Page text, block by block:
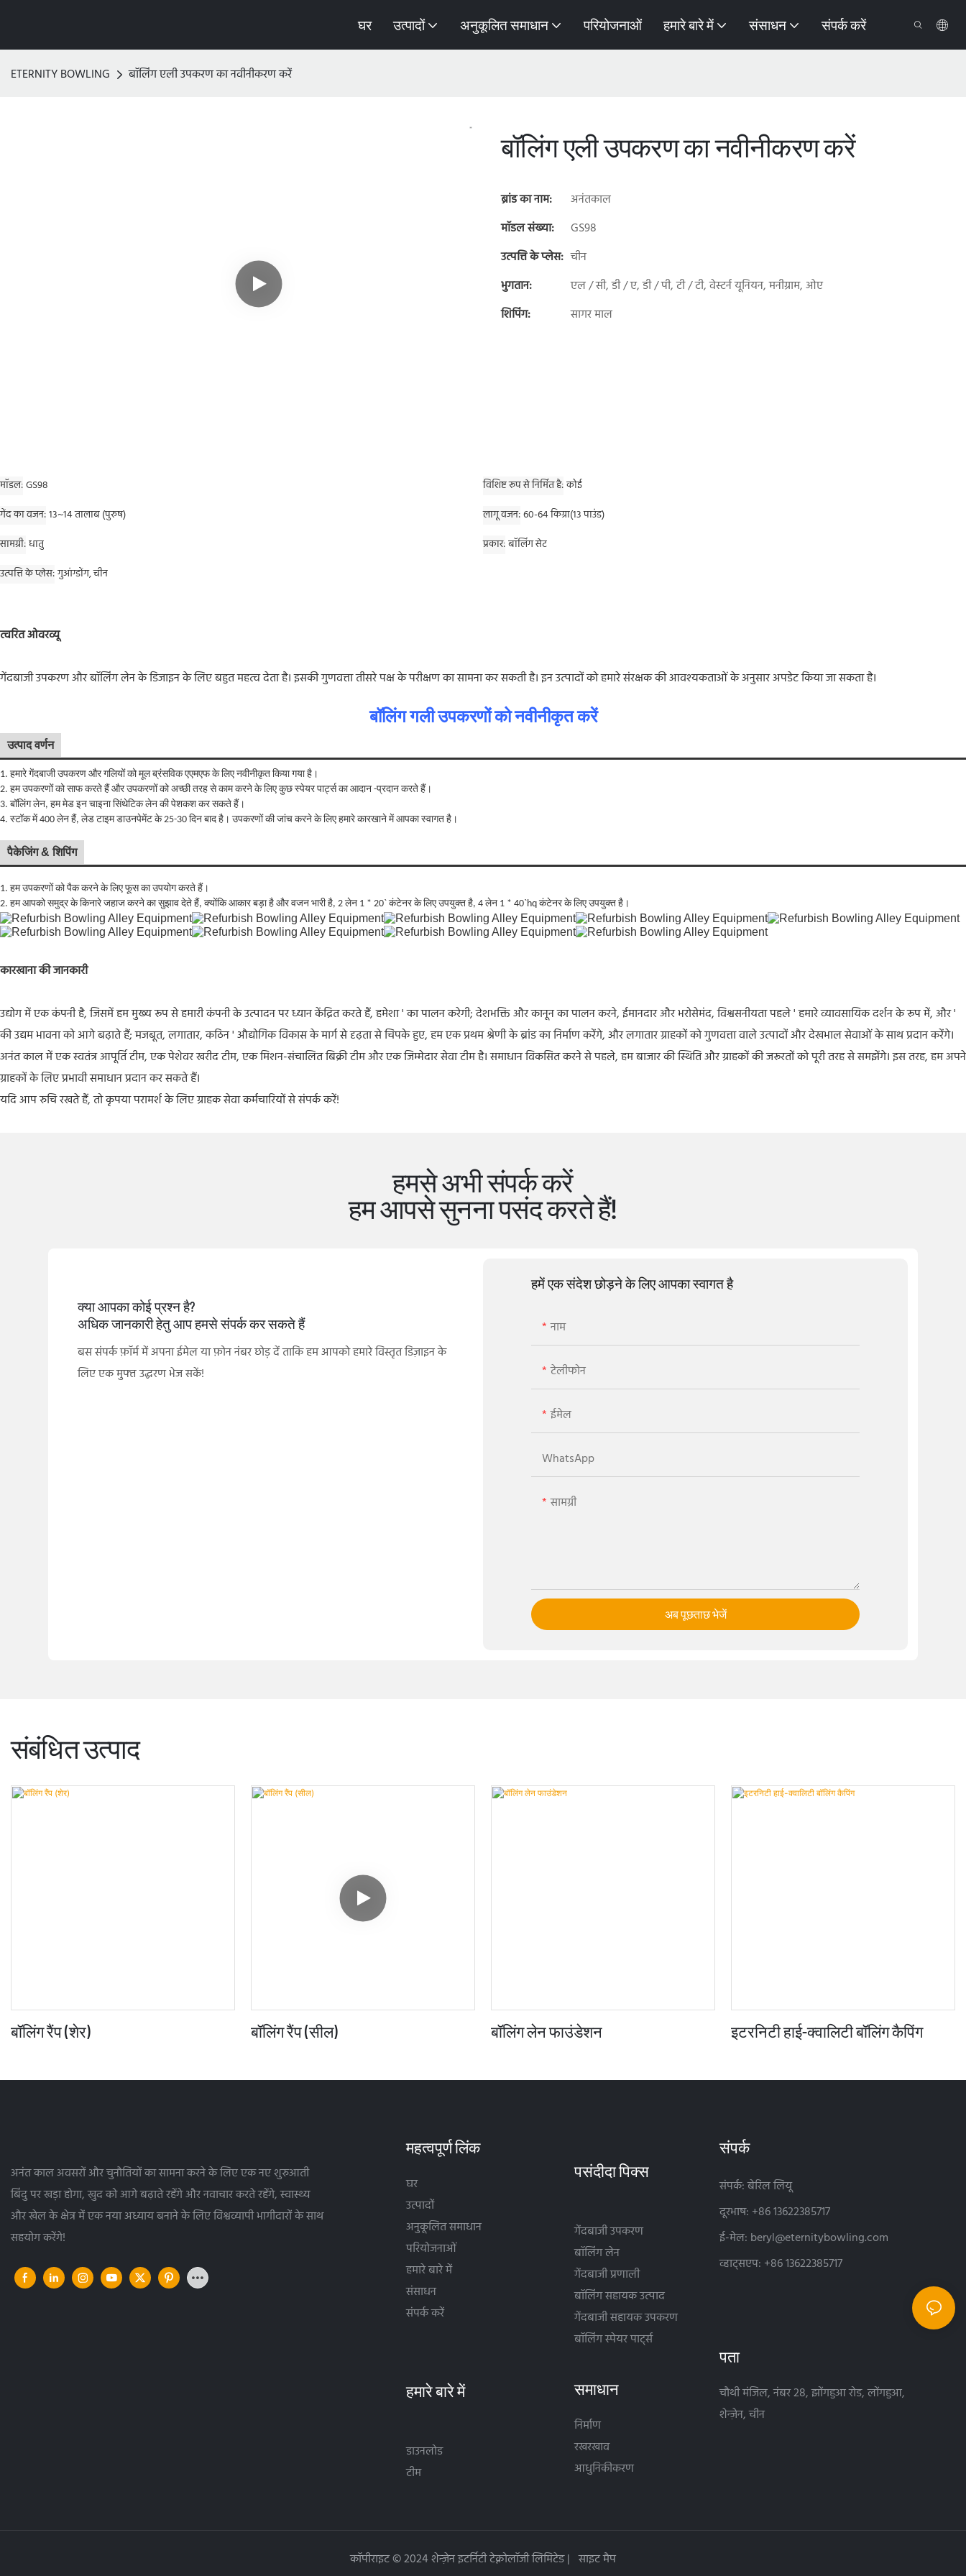
घर उत्पादों अनुकूलित समाधान परियोजनाओं हमारे बारे में संसाधन संपर्क करें
ETERNITY BOWLING बॉलिंग एली उपकरण का नवीनीकरण करें
बॉलिंग एली उपकरण का नवीनीकरण करें
ब्रांड का नाम:
अनंतकाल
मॉडल संख्या:
GS98
उत्पत्ति के प्लेस: चीन
भुगतान:
एल / सी, डी / ए, डी / पी, टी / टी, वेस्टर्न यूनियन, मनीग्राम, ओए
शिपिंग:
सागर माल
मॉडल GS98 विशिष्ट रूप से निर्मित है कोई
गेंद का वजन 13~14 तालाब (पुरुष) लागू वजन 60-64 किग्रा(13 पाउंड)
सामग्री धातु प्रकार बॉलिंग सेट
उत्पत्ति के प्लेस गुआंग्डोंग, चीन
त्वरित ओवरव्यू
गेंदबाजी उपकरण और बॉलिंग लेन के डिजाइन के लिए बहुत महत्व देता है। इसकी गुणवत्ता तीसरे पक्ष के परीक्षण का सामना कर सकती है। इन उत्पादों को हमारे संरक्षक की आवश्यकताओं के अनुसार अपडेट किया जा सकता है।
बॉलिंग गली उपकरणों को नवीनीकृत करें
उत्पाद वर्णन
1. हमारे गेंदबाजी उपकरण और गलियों को मूल ब्रंसविक एएमएफ के लिए नवीनीकृत किया गया है।
2. हम उपकरणों को साफ करते हैं और उपकरणों को अच्छी तरह से काम करने के लिए कुछ स्पेयर पार्ट्स का आदान -प्रदान करते हैं।
3. बॉलिंग लेन, हम मेड इन चाइना सिंथेटिक लेन की पेशकश कर सकते हैं।
4. स्टॉक में 400 लेन हैं, लेड टाइम डाउनपेमेंट के 25-30 दिन बाद है। उपकरणों की जांच करने के लिए हमारे कारखाने में आपका स्वागत है।
पैकेजिंग & शिपिंग
1. हम उपकरणों को पैक करने के लिए फूस का उपयोग करते हैं।
2. हम आपको समुद्र के किनारे जहाज करने का सुझाव देते हैं, क्योंकि आकार बड़ा है और वजन भारी है, 2 लेन 1 * 20` कंटेनर के लिए उपयुक्त है, 4 लेन 1 * 40`hq कंटेनर के लिए उपयुक्त है।
कारखाना की जानकारी
उद्योग में एक कंपनी है, जिसमें हम मुख्य रूप से हमारी कंपनी के उत्पादन पर ध्यान केंद्रित करते हैं, हमेशा ' का पालन करेगी; देशभक्ति और कानून का पालन करने, ईमानदार और भरोसेमंद, विश्वसनीयता पहले ' हमारे व्यावसायिक दर्शन के रूप में, और '
की उद्यम भावना को आगे बढ़ाते हैं; मजबूत, लगातार, कठिन ' औद्योगिक विकास के मार्ग से दृढ़ता से चिपके हुए, हम एक प्रथम श्रेणी के ब्रांड का निर्माण करेंगे, और लगातार ग्राहकों को गुणवत्ता वाले उत्पादों और देखभाल सेवाओं के साथ प्रदान करेंगे।
अनंत काल में एक स्वतंत्र आपूर्ति टीम, एक पेशेवर खरीद टीम, एक मिशन-संचालित बिक्री टीम और एक जिम्मेदार सेवा टीम है। समाधान विकसित करने से पहले, हम बाजार की स्थिति और ग्राहकों की जरूरतों को पूरी तरह से समझेंगे। इस तरह, हम अपने
ग्राहकों के लिए प्रभावी समाधान प्रदान कर सकते हैं।
यदि आप रुचि रखते हैं, तो कृपया परामर्श के लिए ग्राहक सेवा कर्मचारियों से संपर्क करें!
हमसे अभी संपर्क करें
हम आपसे सुनना पसंद करते हैं!
क्या आपका कोई प्रश्न है?
अधिक जानकारी हेतु आप हमसे संपर्क कर सकते हैं
बस संपर्क फ़ॉर्म में अपना ईमेल या फ़ोन नंबर छोड़ दें ताकि हम आपको हमारे विस्तृत डिज़ाइन के
लिए एक मुफ्त उद्धरण भेज सकें!
हमें एक संदेश छोड़ने के लिए आपका स्वागत है
नाम
टेलीफोन
ईमेल
WhatsApp
सामग्री
अब पूछताछ भेजें
संबंधित उत्पाद
बॉलिंग रैंप (शेर) बॉलिंग रैंप (सील) बॉलिंग लेन फाउंडेशन इटरनिटी हाई-क्वालिटी बॉलिंग कैपिंग
अनंत काल अवसरों और चुनौतियों का सामना करने के लिए एक नए शुरुआती
बिंदु पर खड़ा होगा, खुद को आगे बढ़ाते रहेंगे और नवाचार करते रहेंगे, स्वास्थ्य
और खेल के क्षेत्र में एक नया अध्याय बनाने के लिए विश्वव्यापी भागीदारों के साथ
सहयोग करेंगे!
महत्वपूर्ण लिंक
घर
उत्पादों
अनुकूलित समाधान
परियोजनाओं
हमारे बारे में
संसाधन
संपर्क करें
हमारे बारे में
डाउनलोड
टीम
पसंदीदा पिक्स
गेंदबाजी उपकरण
बॉलिंग लेन
गेंदबाजी प्रणाली
बॉलिंग सहायक उत्पाद
गेंदबाजी सहायक उपकरण
बॉलिंग स्पेयर पार्ट्स
समाधान
निर्माण
रखरखाव
आधुनिकीकरण
संपर्क
संपर्क: बेरिल लियू
दूरभाष: +86 13622385717
ई-मेल: beryl@eternitybowling.com
व्हाट्सएप: +86 13622385717
पता
चौथी मंजिल, नंबर 28, झोंगहुआ रोड, लोंगहुआ,
शेन्ज़ेन, चीन
कॉपीराइट © 2024 शेन्ज़ेन इटर्निटी टेक्नोलॉजी लिमिटेड | साइट मैप